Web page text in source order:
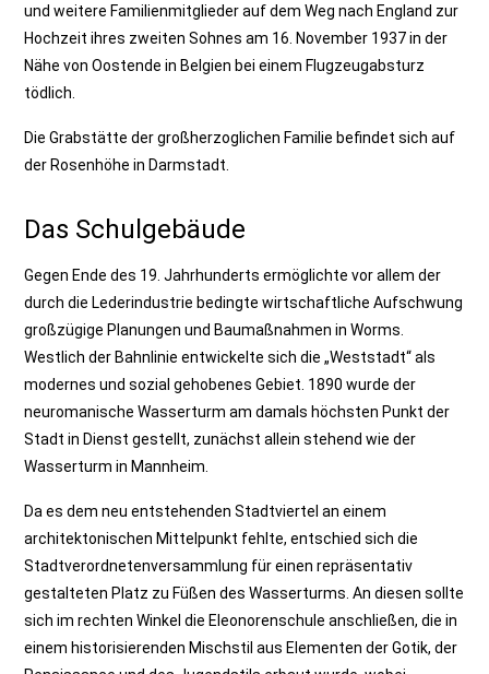
und weitere Familienmitglieder auf dem Weg nach England zur
Hochzeit ihres zweiten Sohnes am 16. November 1937 in der
Nähe von Oostende in Belgien bei einem Flugzeugabsturz
tödlich.
Die Grabstätte der großherzoglichen Familie befindet sich auf
der Rosenhöhe in Darmstadt.
Das Schulgebäude
Gegen Ende des 19. Jahrhunderts ermöglichte vor allem der
durch die Lederindustrie bedingte wirtschaftliche Aufschwung
großzügige Planungen und Baumaßnahmen in Worms.
Westlich der Bahnlinie entwickelte sich die „Weststadt“ als
modernes und sozial gehobenes Gebiet. 1890 wurde der
neuromanische Wasserturm am damals höchsten Punkt der
Stadt in Dienst gestellt, zunächst allein stehend wie der
Wasserturm in Mannheim.
Da es dem neu entstehenden Stadtviertel an einem
architektonischen Mittelpunkt fehlte, entschied sich die
Stadtverordnetenversammlung für einen repräsentativ
gestalteten Platz zu Füßen des Wasserturms. An diesen sollte
sich im rechten Winkel die Eleonorenschule anschließen, die in
einem historisierenden Mischstil aus Elementen der Gotik, der